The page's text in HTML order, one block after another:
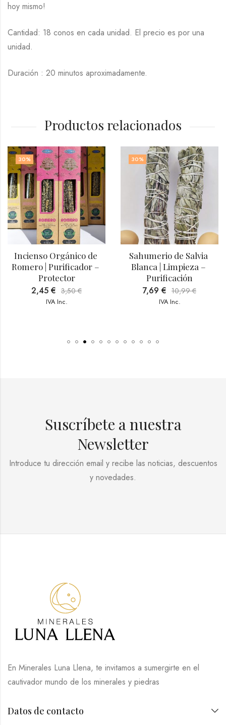
hoy mismo!
Cantidad: 18 conos en cada unidad. El precio es por una
unidad.
Duración : 20 minutos aproximadamente.
Productos relacionados
30%
Incienso Orgánico de
Romero | Purificador –
Protector
2,45 € 3,50€
IVA Inc.
30%
Sahumerio de Salvia
Blanca | Limpieza –
Purificación
7,69 € 10,99€
IVA Inc.
Suscríbete a nuestra
Newsletter
Introduce tu dirección email y recibe las noticias, descuentos
y novedades.
En Minerales Luna Llena, te invitamos a sumergirte en el
cautivador mundo de los minerales y piedras
Datos de contacto